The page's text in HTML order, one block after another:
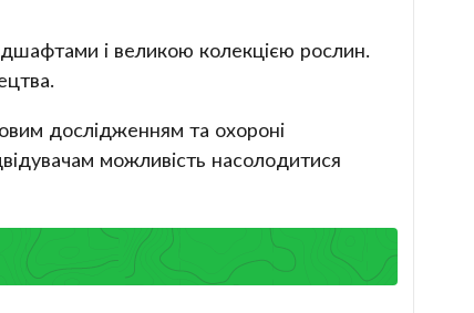
і великою колекцією рослин.
дослідженням та охороні
можливість насолодитися